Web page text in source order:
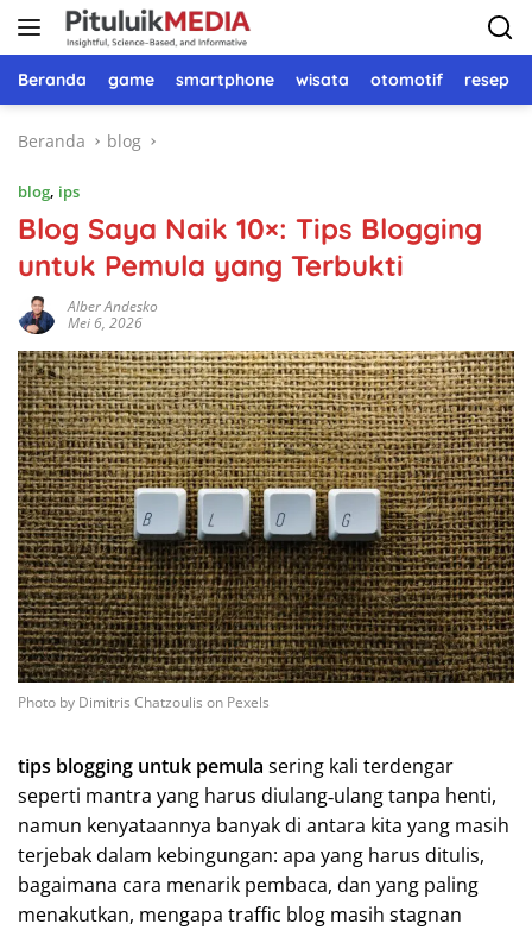
Langsung
Beranda game smartphone wisata otomotif resep
Beranda blog
blog, ips
Blog Saya Naik 10×: Tips Blogging
untuk Pemula yang Terbukti
Alber Andesko
Mei 6, 2026
Photo by Dimitris Chatzoulis on Pexels
tips blogging untuk pemula sering kali terdengar
seperti mantra yang harus diulang‑ulang tanpa henti,
namun kenyataannya banyak di antara kita yang masih
terjebak dalam kebingungan: apa yang harus ditulis,
bagaimana cara menarik pembaca, dan yang paling
menakutkan, mengapa traffic blog masih stagnan